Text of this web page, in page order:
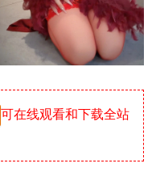
可在线观看和下载全站